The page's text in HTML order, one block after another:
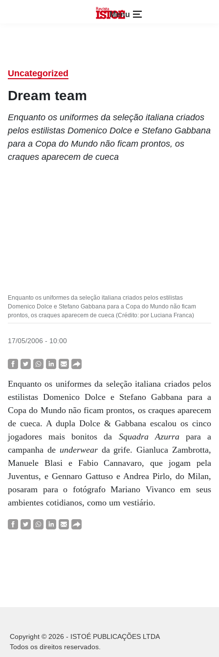
Menu
Uncategorized
Dream team
Enquanto os uniformes da seleção italiana criados
pelos estilistas Domenico Dolce e Stefano Gabbana
para a Copa do Mundo não ficam prontos, os
craques aparecem de cueca
Enquanto os uniformes da seleção italiana criados pelos estilistas
Domenico Dolce e Stefano Gabbana para a Copa do Mundo não ficam
prontos, os craques aparecem de cueca (Crédito: por Luciana Franca)
17/05/2006 - 10:00
Enquanto os uniformes da seleção italiana criados pelos
estilistas Domenico Dolce e Stefano Gabbana para a
Copa do Mundo não ficam prontos, os craques aparecem
de cueca. A dupla Dolce & Gabbana escalou os cinco
jogadores mais bonitos da Squadra Azurrapara a
campanha de underwearda grife. Gianluca Zambrotta,
Manuele Blasi e Fabio Cannavaro, que jogam pela
Juventus, e Gennaro Gattuso e Andrea Pirlo, do Milan,
posaram para o fotógrafo Mariano Vivanco em seus
ambientes cotidianos, como um vestiário.
Copyright © 2026 - ISTOÉ PUBLICAÇÕES LTDA
Todos os direitos reservados.